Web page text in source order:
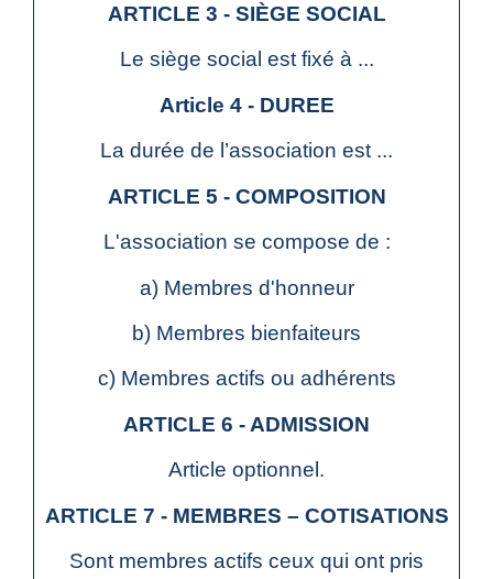
ARTICLE 3 - SIÈGE SOCIAL
Le siège social est fixé à ...
Article 4 - DUREE
La durée de l’association est ...
ARTICLE 5 - COMPOSITION
L'association se compose de :
a) Membres d'honneur
b) Membres bienfaiteurs
c) Membres actifs ou adhérents
ARTICLE 6 - ADMISSION
Article optionnel.
ARTICLE 7 - MEMBRES – COTISATIONS
Sont membres actifs ceux qui ont pris